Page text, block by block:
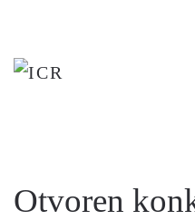
to
Otvoren